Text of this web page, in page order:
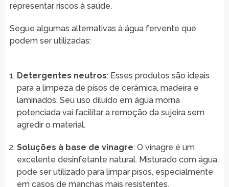
representar riscos à saúde.
Segue algumas alternativas à água fervente que
podem ser utilizadas:
Detergentes neutros: Esses produtos são ideais
para a limpeza de pisos de cerâmica, madeira e
laminados. Seu uso diluído em água morna
potenciada vai facilitar a remoção da sujeira sem
agredir o material.
Soluções à base de vinagre: O vinagre é um
excelente desinfetante natural. Misturado com água,
pode ser utilizado para limpar pisos, especialmente
em casos de manchas mais resistentes.